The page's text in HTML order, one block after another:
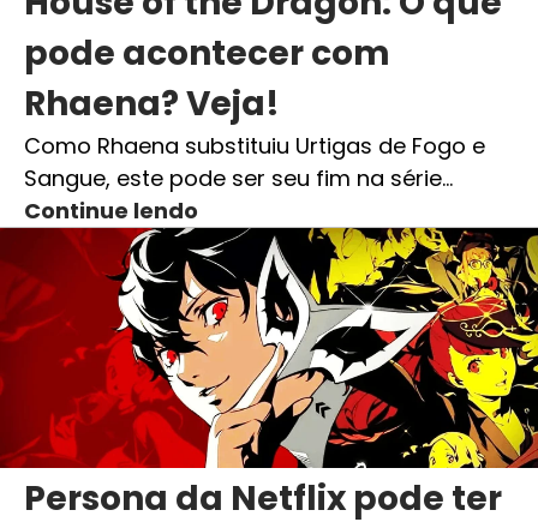
pode acontecer com
Rhaena? Veja!
Como Rhaena substituiu Urtigas de Fogo e
Sangue, este pode ser seu fim na série…
Continue lendo
Persona da Netflix pode ter